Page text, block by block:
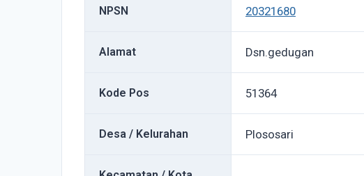
NPSN 20321680
Alamat Dsn.gedugan
Kode Pos 51364
Desa / Kelurahan Plososari